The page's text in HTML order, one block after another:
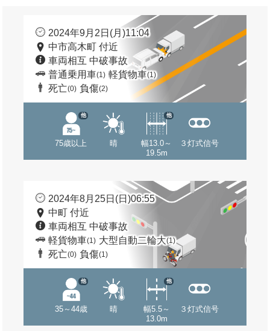
2024年9月2日(月)11:04
中市高木町 付近
車両相互 中破事故
普通乗用車(1) 軽貨物車(1)
死亡(0) 負傷(2)
75歳以上
他
晴
幅13.0～
19.5m
他
３灯式信号
2024年8月25日(日)06:55
中町 付近
車両相互 中破事故
軽貨物車(1) 大型自動二輪大(1)
死亡(0) 負傷(1)
35～44歳
他
晴
幅5.5～
13.0m
他
３灯式信号